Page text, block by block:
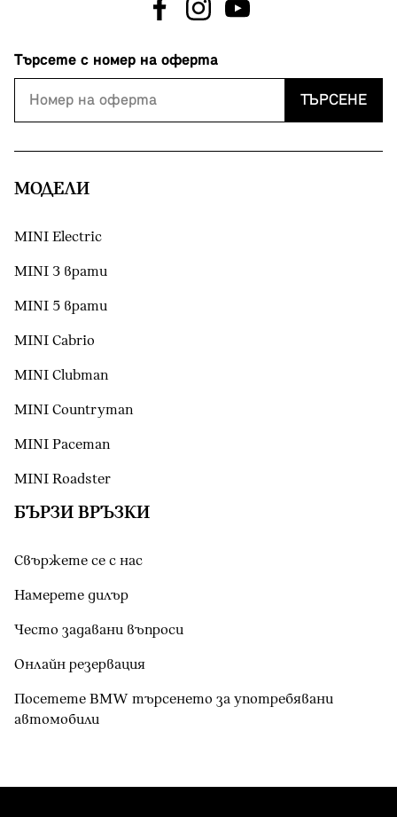
Търсете с номер на оферта
ТЪРСЕНЕ
МОДЕЛИ
MINI Electric
MINI 3 врати
MINI 5 врати
MINI Cabrio
MINI Clubman
MINI Countryman
MINI Paceman
MINI Roadster
БЪРЗИ ВРЪЗКИ
Свържете се с нас
Намерете дилър
Често задавани въпроси
Онлайн резервация
Посетете BMW търсенето за употребявани
автомобили